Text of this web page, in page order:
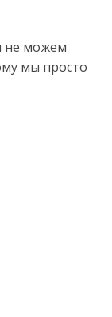
не можем
мы просто